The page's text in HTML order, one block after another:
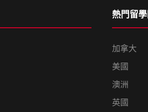
熱門留
加拿大
美國
澳洲
英國